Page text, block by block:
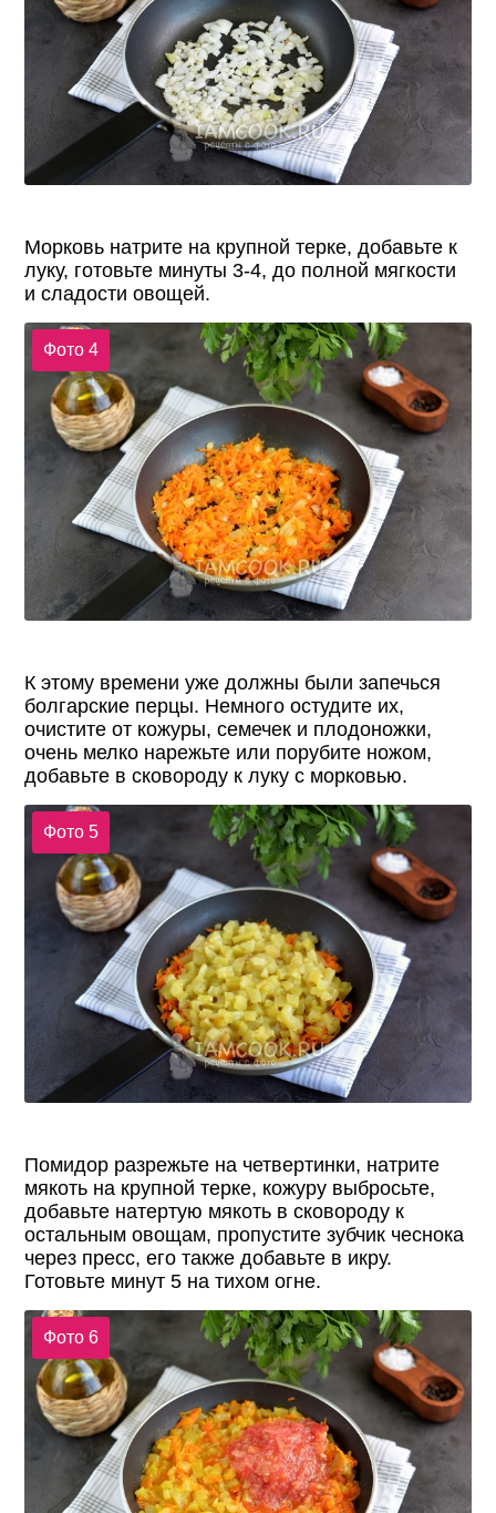
Морковь натрите на крупной терке, добавьте к
луку, готовьте минуты 3-4, до полной мягкости
и сладости овощей.
Фото 4
К этому времени уже должны были запечься
болгарские перцы. Немного остудите их,
очистите от кожуры, семечек и плодоножки,
очень мелко нарежьте или порубите ножом,
добавьте в сковороду к луку с морковью.
Фото 5
Помидор разрежьте на четвертинки, натрите
мякоть на крупной терке, кожуру выбросьте,
добавьте натертую мякоть в сковороду к
остальным овощам, пропустите зубчик чеснока
через пресс, его также добавьте в икру.
Готовьте минут 5 на тихом огне.
Фото 6